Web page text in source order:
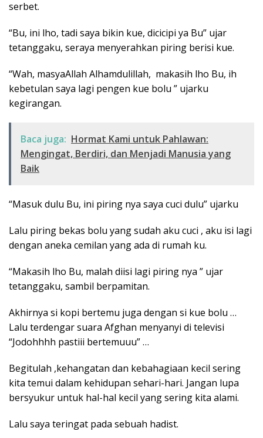
serbet.
“Bu, ini lho, tadi saya bikin kue, dicicipi ya Bu” ujar
tetanggaku, seraya menyerahkan piring berisi kue.
“Wah, masyaAllah Alhamdulillah, makasih lho Bu, ih
kebetulan saya lagi pengen kue bolu ” ujarku
kegirangan.
Baca juga: Hormat Kami untuk Pahlawan:
Mengingat, Berdiri, dan Menjadi Manusia yang
Baik
“Masuk dulu Bu, ini piring nya saya cuci dulu” ujarku
Lalu piring bekas bolu yang sudah aku cuci , aku isi lagi
dengan aneka cemilan yang ada di rumah ku.
“Makasih lho Bu, malah diisi lagi piring nya ” ujar
tetanggaku, sambil berpamitan.
Akhirnya si kopi bertemu juga dengan si kue bolu …
Lalu terdengar suara Afghan menyanyi di televisi
“Jodohhhh pastiii bertemuuu” …
Begitulah ,kehangatan dan kebahagiaan kecil sering
kita temui dalam kehidupan sehari-hari. Jangan lupa
bersyukur untuk hal-hal kecil yang sering kita alami.
Lalu saya teringat pada sebuah hadist.